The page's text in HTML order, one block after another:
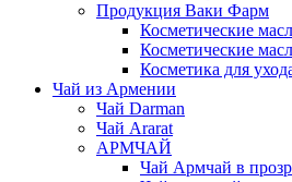
Продукция Ваки Фарм
Косметические
Косметические
Косметика для
Чай из Армении
Чай Darman
Чай Ararat
АРМЧАЙ
Чай Армчай в